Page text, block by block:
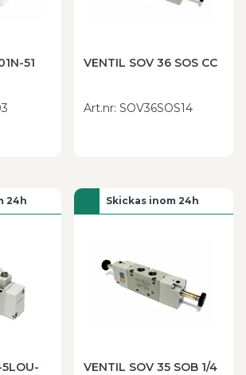
51 VENTIL SOV 36 SOS CC
Art.nr: SOV36SOS14
24h
5LOU-
Skickas inom 24h
VENTIL SOV 35 SOB 1/4